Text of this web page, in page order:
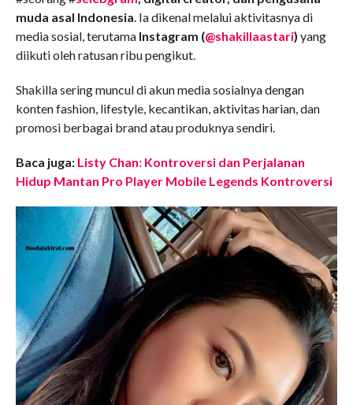
muda asal Indonesia . Ia dikenal melalui aktivitasnya di
media sosial, terutama Instagram (@shakillaastari) yang
diikuti oleh ratusan ribu pengikut.
Shakilla sering muncul di akun media sosialnya dengan
konten fashion, lifestyle, kecantikan, aktivitas harian, dan
promosi berbagai brand atau produknya sendiri.
Baca juga: Listy Chan: Kontroversi dan Perjalanan
Hidup Mantan Pro Player Mobile Legends Kontroversi